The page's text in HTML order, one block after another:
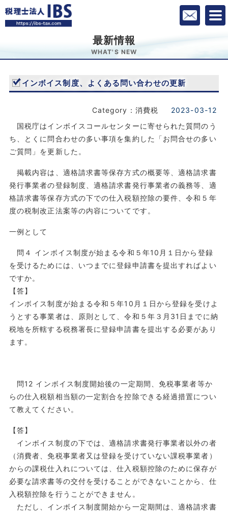
最新情報
WHAT'S NEW
インボイス制度、よくある問い合わせの更新
Category：消費税
2023-03-12
国税庁はインボイスコールセンターに寄せられた質問のう
ち、とくに問合わせの多い事項を集約した「お問合せの多い
ご質問」を更新した。
掲載内容は、適格請求書等保存方式の概要等、適格請求書
発行事業者の登録制度、適格請求書発行事業者の義務等、適
格請求書等保存方式の下での仕入税額控除の要件、令和５年
度の税制改正法案等の内容についてです。
一例として
問４ インボイス制度が始まる令和５年10月１日から登録
を受けるためには、いつまでに登録申請書を提出すればよい
ですか。
【答】
インボイス制度が始まる令和５年10月１日から登録を受けよ
うとする事業者は、原則として、令和５年３月31日までに納
税地を所轄する税務署長に登録申請書を提出する必要があり
ます。
問12 インボイス制度開始後の一定期間、免税事業者等か
らの仕入税額相当額の一定割合を控除できる経過措置につい
て教えてください。
【答】
インボイス制度の下では、適格請求書発行事業者以外の者
（消費者、免税事業者又は登録を受けていない課税事業者）
からの課税仕入れについては、仕入税額控除のために保存が
必要な請求書等の交付を受けることができないことから、仕
入税額控除を行うことができません。
ただし、インボイス制度開始から一定期間は、適格請求書